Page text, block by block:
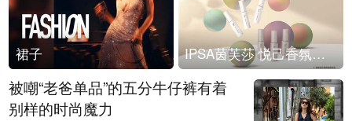
裙子 IPSA茵芙莎 悦己香氛凝露上市
被嘲“老爸单品”的五分牛仔裤有着
别样的时尚魔力